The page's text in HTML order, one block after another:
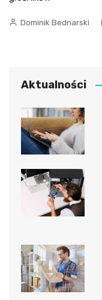
Dominik Bednarski
Aktualności